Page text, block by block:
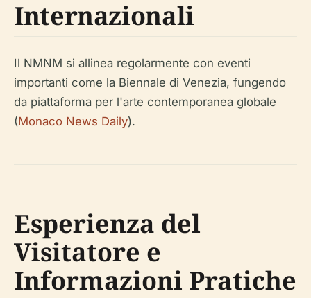
Internazionali
Il NMNM si allinea regolarmente con eventi
importanti come la Biennale di Venezia, fungendo
da piattaforma per l'arte contemporanea globale
(Monaco News Daily).
Esperienza del
Visitatore e
Informazioni Pratiche